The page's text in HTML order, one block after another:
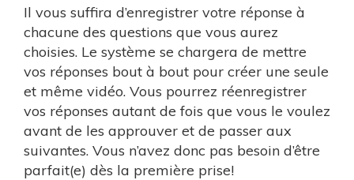
Il vous suffira d’enregistrer votre réponse à
chacune des questions que vous aurez
choisies. Le système se chargera de mettre
vos réponses bout à bout pour créer une seule
et même vidéo. Vous pourrez réenregistrer
vos réponses autant de fois que vous le voulez
avant de les approuver et de passer aux
suivantes. Vous n’avez donc pas besoin d’être
parfait(e) dès la première prise!